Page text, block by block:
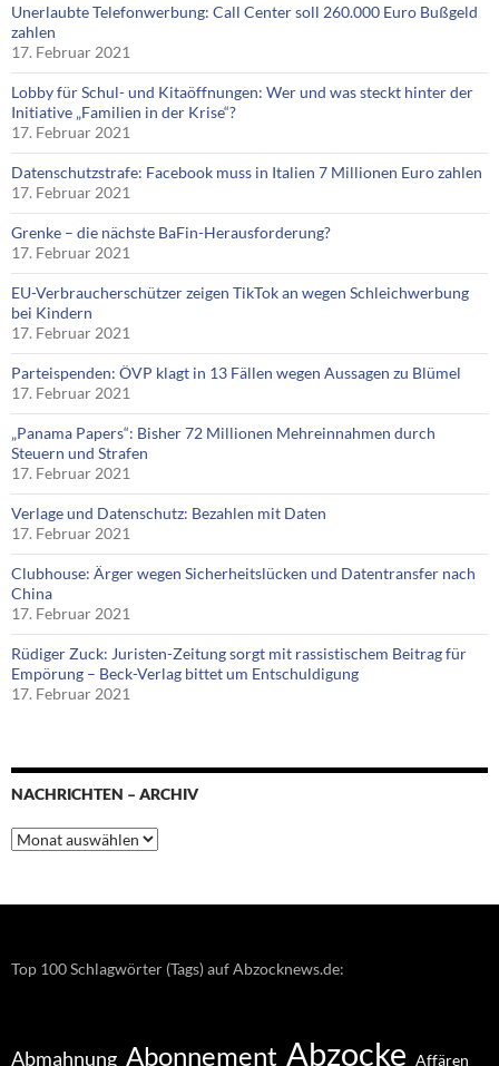
Unerlaubte Telefonwerbung: Call Center soll 260.000 Euro Bußgeld
zahlen
17. Februar 2021
Lobby für Schul- und Kitaöffnungen: Wer und was steckt hinter der
Initiative „Familien in der Krise“?
17. Februar 2021
Datenschutzstrafe: Facebook muss in Italien 7 Millionen Euro zahlen
17. Februar 2021
Grenke – die nächste BaFin-Herausforderung?
17. Februar 2021
EU-Verbraucherschützer zeigen TikTok an wegen Schleichwerbung
bei Kindern
17. Februar 2021
Parteispenden: ÖVP klagt in 13 Fällen wegen Aussagen zu Blümel
17. Februar 2021
„Panama Papers“: Bisher 72 Millionen Mehreinnahmen durch
Steuern und Strafen
17. Februar 2021
Verlage und Datenschutz: Bezahlen mit Daten
17. Februar 2021
Clubhouse: Ärger wegen Sicherheitslücken und Datentransfer nach
China
17. Februar 2021
Rüdiger Zuck: Juristen-Zeitung sorgt mit rassistischem Beitrag für
Empörung – Beck-Verlag bittet um Entschuldigung
17. Februar 2021
NACHRICHTEN – ARCHIV
Nachrichten
–
Top 100 Schlagwörter (Tags) auf Abzocknews.de:
Abmahnung Abonnement Abzocke Affären